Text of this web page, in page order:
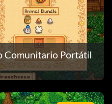
Comunitario Portátil